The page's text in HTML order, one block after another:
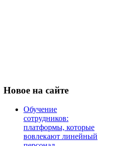
Новое на сайте
Обучение
сотрудников:
платформы, которые
вовлекают линейный